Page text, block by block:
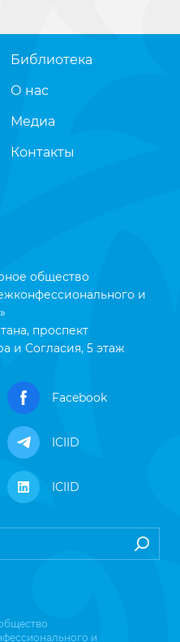
Библиотека
О нас
Медиа
Контакты
общество
и
проспект
и Согласия, 5 этаж
Facebook
ICIID
ICIID
и